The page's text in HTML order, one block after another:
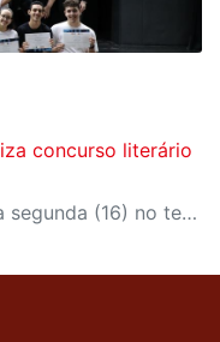
concurso literário
A premiação aconteceu na última segunda (16) no teatro do Sesi Santos